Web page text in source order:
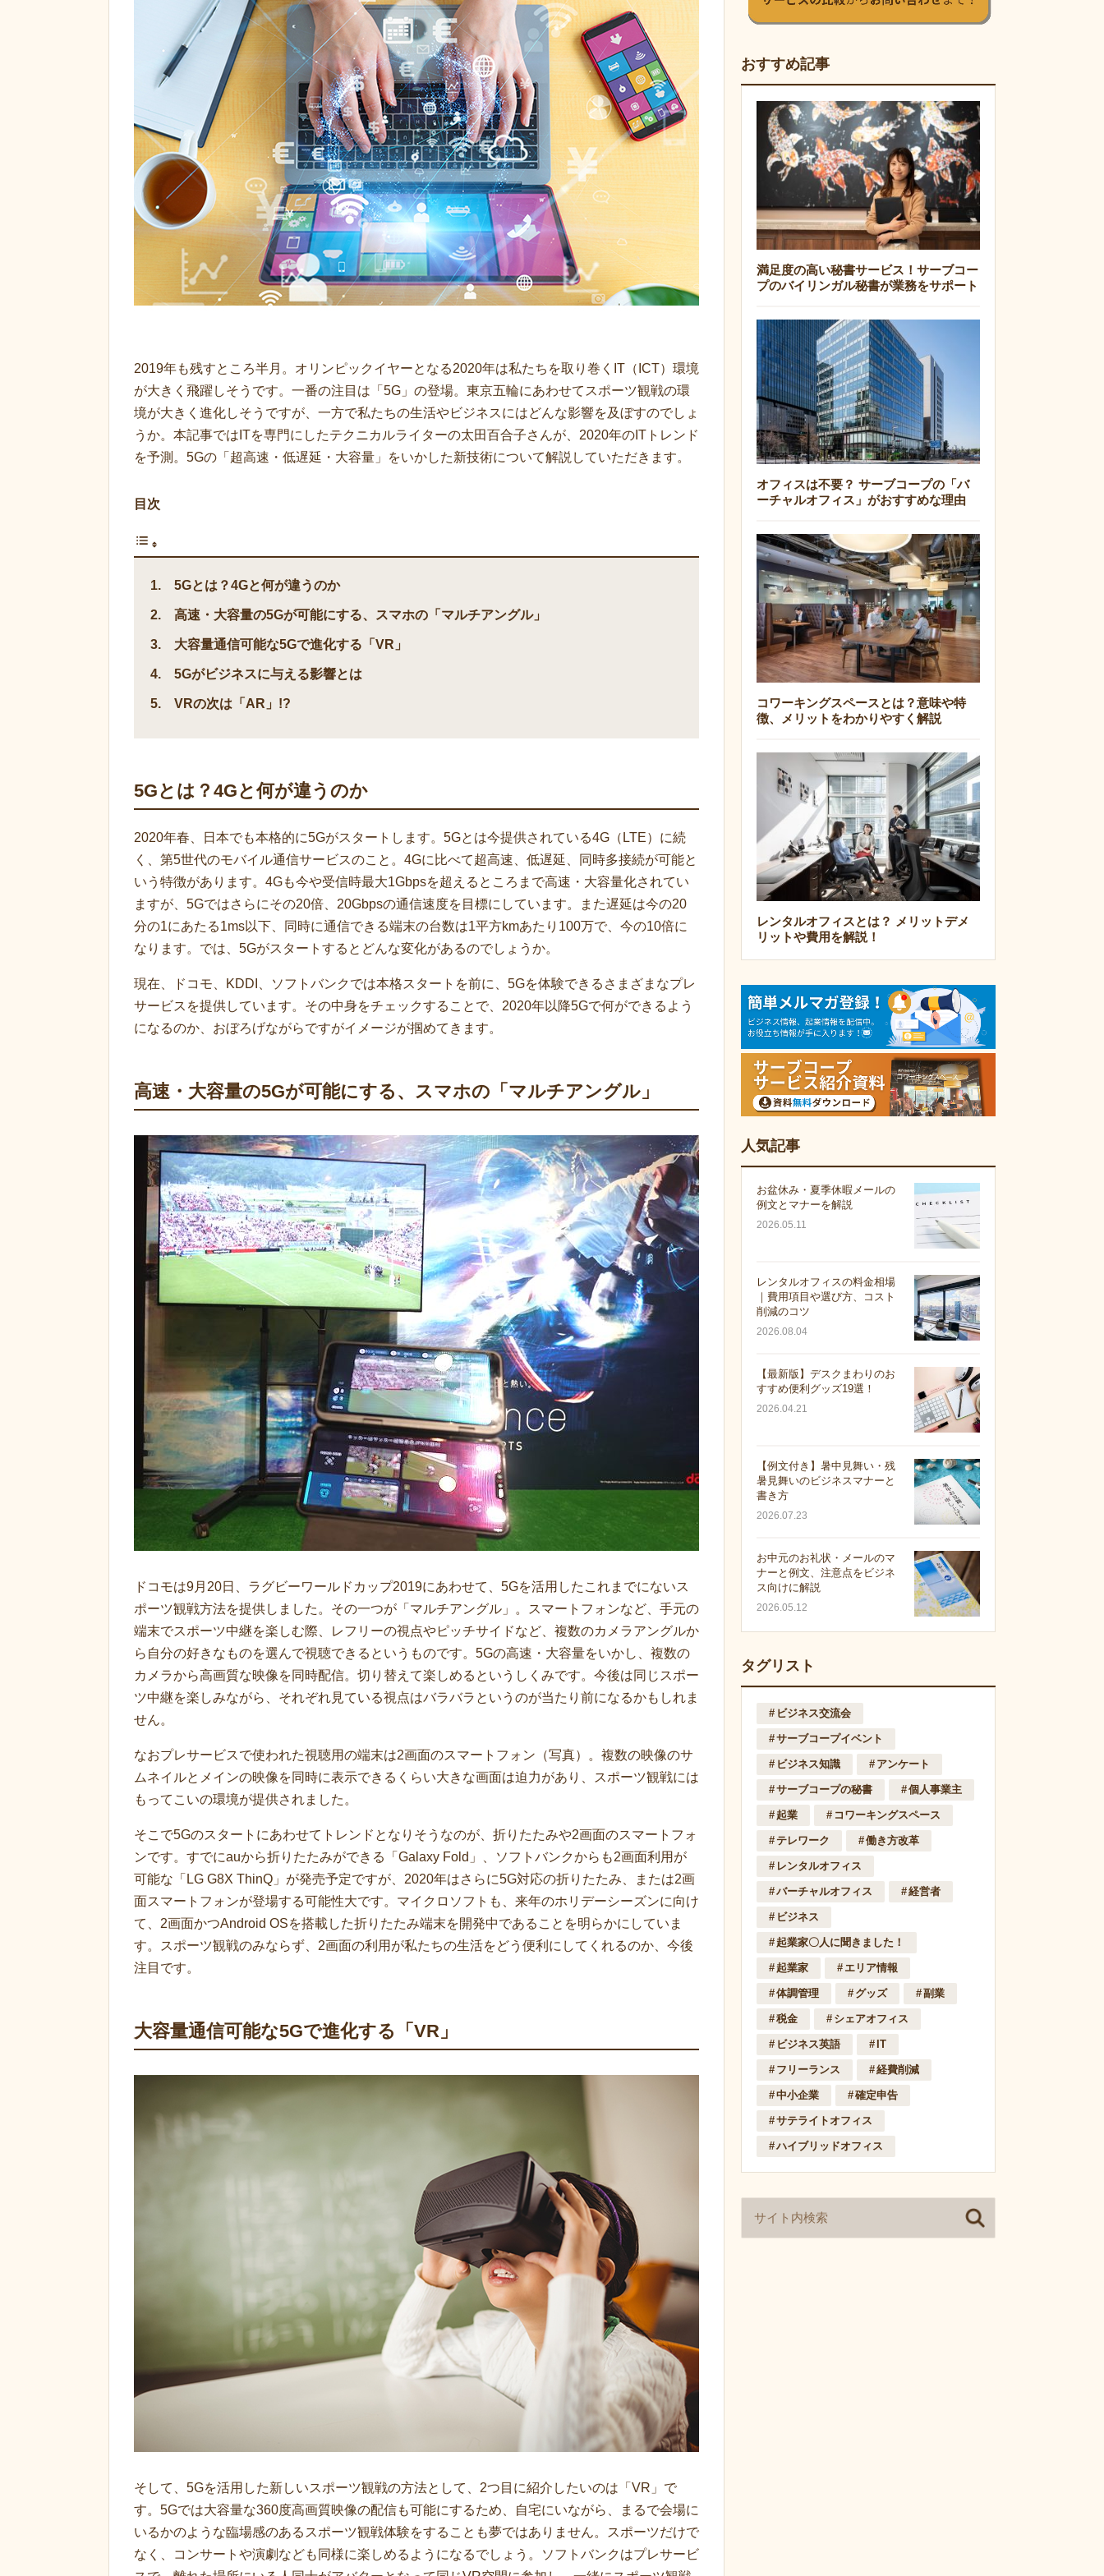
2019年も残すところ半月。オリンピックイヤーとなる2020年は私たちを取り巻くIT（ICT）環境
が大きく飛躍しそうです。一番の注目は「5G」の登場。東京五輪にあわせてスポーツ観戦の環
境が大きく進化しそうですが、一方で私たちの生活やビジネスにはどんな影響を及ぼすのでしょ
うか。本記事ではITを専門にしたテクニカルライターの太田百合子さんが、2020年のITトレンド
を予測。5Gの「超高速・低遅延・大容量」をいかした新技術について解説していただきます。
目次
5Gとは？4Gと何が違うのか
高速・大容量の5Gが可能にする、スマホの「マルチアングル」
大容量通信可能な5Gで進化する「VR」
5Gがビジネスに与える影響とは
VRの次は「AR」!?
5Gとは？4Gと何が違うのか
2020年春、日本でも本格的に5Gがスタートします。5Gとは今提供されている4G（LTE）に続
く、第5世代のモバイル通信サービスのこと。4Gに比べて超高速、低遅延、同時多接続が可能と
いう特徴があります。4Gも今や受信時最大1Gbpsを超えるところまで高速・大容量化されてい
ますが、5Gではさらにその20倍、20Gbpsの通信速度を目標にしています。また遅延は今の20
分の1にあたる1ms以下、同時に通信できる端末の台数は1平方kmあたり100万で、今の10倍に
なります。では、5Gがスタートするとどんな変化があるのでしょうか。
現在、ドコモ、KDDI、ソフトバンクでは本格スタートを前に、5Gを体験できるさまざまなプレ
サービスを提供しています。その中身をチェックすることで、2020年以降5Gで何ができるよう
になるのか、おぼろげながらですがイメージが掴めてきます。
高速・大容量の5Gが可能にする、スマホの「マルチアングル」
ドコモは9月20日、ラグビーワールドカップ2019にあわせて、5Gを活用したこれまでにないス
ポーツ観戦方法を提供しました。その一つが「マルチアングル」。スマートフォンなど、手元の
端末でスポーツ中継を楽しむ際、レフリーの視点やピッチサイドなど、複数のカメラアングルか
ら自分の好きなものを選んで視聴できるというものです。5Gの高速・大容量をいかし、複数の
カメラから高画質な映像を同時配信。切り替えて楽しめるというしくみです。今後は同じスポー
ツ中継を楽しみながら、それぞれ見ている視点はバラバラというのが当たり前になるかもしれま
せん。
なおプレサービスで使われた視聴用の端末は2画面のスマートフォン（写真）。複数の映像のサ
ムネイルとメインの映像を同時に表示できるくらい大きな画面は迫力があり、スポーツ観戦には
もってこいの環境が提供されました。
そこで5Gのスタートにあわせてトレンドとなりそうなのが、折りたたみや2画面のスマートフォ
ンです。すでにauから折りたたみができる「Galaxy Fold」、ソフトバンクからも2画面利用が
可能な「LG G8X ThinQ」が発売予定ですが、2020年はさらに5G対応の折りたたみ、または2画
面スマートフォンが登場する可能性大です。マイクロソフトも、来年のホリデーシーズンに向け
て、2画面かつAndroid OSを搭載した折りたたみ端末を開発中であることを明らかにしていま
す。スポーツ観戦のみならず、2画面の利用が私たちの生活をどう便利にしてくれるのか、今後
注目です。
大容量通信可能な5Gで進化する「VR」
そして、5Gを活用した新しいスポーツ観戦の方法として、2つ目に紹介したいのは「VR」で
す。5Gでは大容量な360度高画質映像の配信も可能にするため、自宅にいながら、まるで会場に
いるかのような臨場感のあるスポーツ観戦体験をすることも夢ではありません。スポーツだけで
なく、コンサートや演劇なども同様に楽しめるようになるでしょう。ソフトバンクはプレサービ
おすすめ記事
満足度の高い秘書サービス！サーブコー
プのバイリンガル秘書が業務をサポート
オフィスは不要？ サーブコープの「バ
ーチャルオフィス」がおすすめな理由
コワーキングスペースとは？意味や特
徴、メリットをわかりやすく解説
レンタルオフィスとは？ メリットデメ
リットや費用を解説！
人気記事
お盆休み・夏季休暇メールの
例文とマナーを解説
2026.05.11
レンタルオフィスの料金相場
｜費用項目や選び方、コスト
削減のコツ
2026.08.04
【最新版】デスクまわりのお
すすめ便利グッズ19選！
2026.04.21
【例文付き】暑中見舞い・残
暑見舞いのビジネスマナーと
書き方
2026.07.23
お中元のお礼状・メールのマ
ナーと例文、注意点をビジネ
ス向けに解説
2026.05.12
タグリスト
ビジネス交流会
サーブコープイベント
ビジネス知識 アンケート
サーブコープの秘書 個人事業主
起業 コワーキングスペース
テレワーク 働き方改革
レンタルオフィス
バーチャルオフィス 経営者
ビジネス
起業家〇人に聞きました！
起業家 エリア情報
体調管理 グッズ 副業
税金 シェアオフィス
ビジネス英語 IT
フリーランス 経費削減
中小企業 確定申告
サテライトオフィス
ハイブリッドオフィス